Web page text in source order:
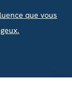
que vous